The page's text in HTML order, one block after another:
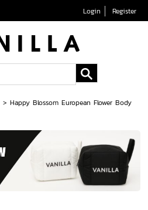
Login Register
>Happy Blossom European Flower Body